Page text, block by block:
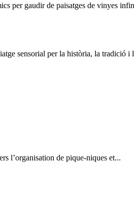
per gaudir de paisatges de vinyes
sensorial per la història, la tradició
l’organisation de pique-niques et...